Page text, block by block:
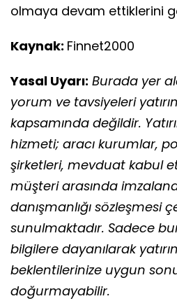
olmaya devam ettiklerini
Kaynak: Finnet2000
Yasal Uyarı: Burada yer
yorum ve tavsiyeleri
kapsamında değildir.
hizmeti; aracı kurumlar,
şirketleri, mevduat kabul
müşteri arasında
danışmanlığı sözleşmesi
sunulmaktadır. Sadece
bilgilere dayanılarak
beklentilerinize uygun
doğurmayabilir.